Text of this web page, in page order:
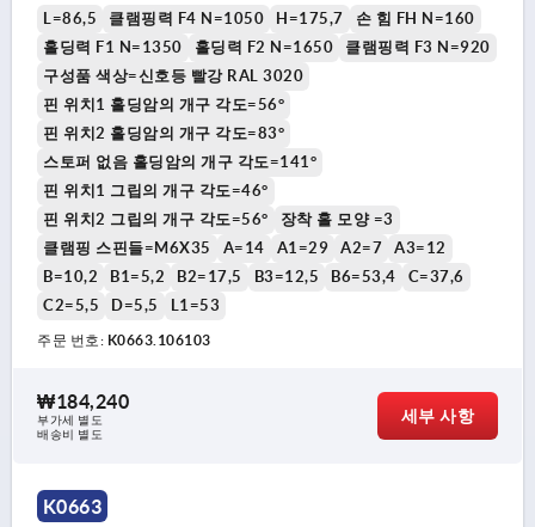
L=86,5 클램핑력 F4 N=1050 H=175,7
손 힘 FH N=160
홀딩력 F1 N=1350
홀딩력 F2 N=1650
클램핑력 F3 N=920
구성품 색상=신호등 빨강 RAL 3020
핀 위치1 홀딩암의 개구 각도=56°
핀 위치2 홀딩암의 개구 각도=83°
스토퍼 없음 홀딩암의 개구 각도=141°
핀 위치1 그립의 개구 각도=46°
핀 위치2 그립의 개구 각도=56°
장착 홀 모양 =3
클램핑 스핀들=M6X35
A=14 A1=29 A2=7
A3=12
B=10,2
B1=5,2 B2=17,5 B3=12,5 B6=53,4
C=37,6
C2=5,5
D=5,5 L1=53
주문 번호: K0663.106103
₩184,240
부가세 별도
배송비 별도
세부 사항
K0663